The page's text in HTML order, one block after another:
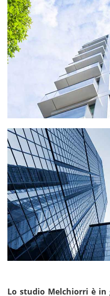
Lo studio Melchiorri è